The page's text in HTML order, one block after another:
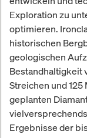
Exploration zu
optimieren.
historischen
geologischen
Bestandhaltigkeit
Streichen und
geplanten
Ergebnisse der